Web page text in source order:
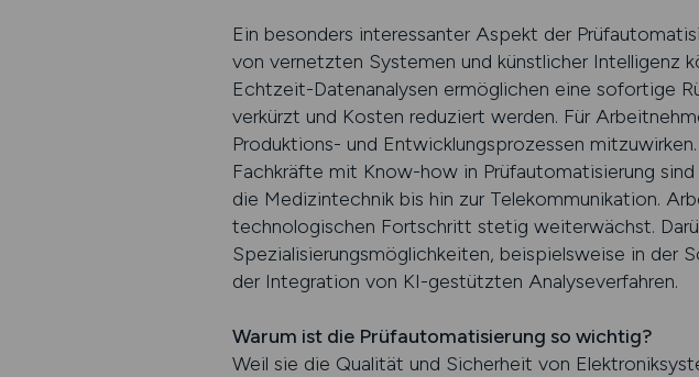
Ein besonders interessanter Aspekt der
von vernetzten Systemen und künstlicher Intelligenz
Echtzeit-Datenanalysen ermöglichen eine sofortige
verkürzt und Kosten reduziert werden. Für
Produktions- und Entwicklungsprozessen
Fachkräfte mit Know-how in Prüfautomatisierung
die Medizintechnik bis hin zur Telekommunikation.
technologischen Fortschritt stetig weiterwächst.
Spezialisierungsmöglichkeiten, beispielsweise in der
der Integration von KI-gestützten Analyseverfahren.
Warum ist die Prüfautomatisierung so wichtig?
Weil sie die Qualität und Sicherheit von